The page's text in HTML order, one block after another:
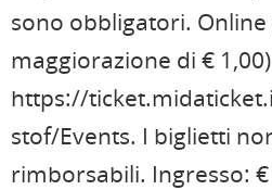
sono obbligatori. Online
maggiorazione di €
https://
stof/Events. I biglietti
rimborsabili. Ingresso: €